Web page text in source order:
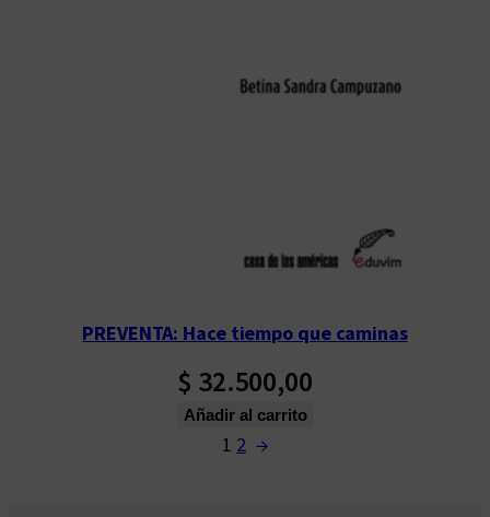
PREVENTA: Hace tiempo que caminas
$ 32.500,00
Añadir al carrito
1 2 →